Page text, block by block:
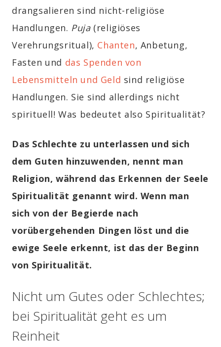
drangsalieren sind nicht-religiöse
Handlungen. Puja(religiöses
Verehrungsritual), Chanten, Anbetung,
Fasten und das Spenden von
Lebensmitteln und Geld sind religiöse
Handlungen. Sie sind allerdings nicht
spirituell! Was bedeutet also Spiritualität?
Das Schlechte zu unterlassen und sich
dem Guten hinzuwenden, nennt man
Religion, während das Erkennen der Seele
Spiritualität genannt wird. Wenn man
sich von der Begierde nach
vorübergehenden Dingen löst und die
ewige Seele erkennt, ist das der Beginn
von Spiritualität.
Nicht um Gutes oder Schlechtes;
bei Spiritualität geht es um
Reinheit